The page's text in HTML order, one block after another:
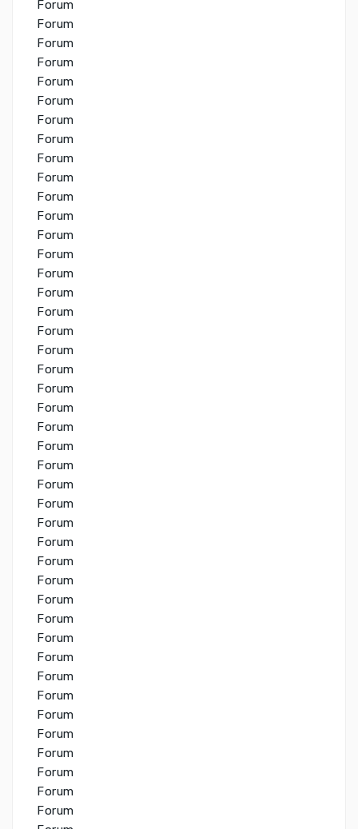
Forum
Forum
Forum
Forum
Forum
Forum
Forum
Forum
Forum
Forum
Forum
Forum
Forum
Forum
Forum
Forum
Forum
Forum
Forum
Forum
Forum
Forum
Forum
Forum
Forum
Forum
Forum
Forum
Forum
Forum
Forum
Forum
Forum
Forum
Forum
Forum
Forum
Forum
Forum
Forum
Forum
Forum
Forum